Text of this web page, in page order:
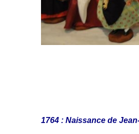
1764 : Naissance de